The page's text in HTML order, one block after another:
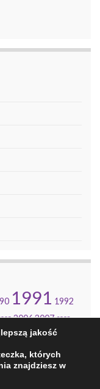
1991 1992
20062007 2008
jakość
których
znajdziesz w